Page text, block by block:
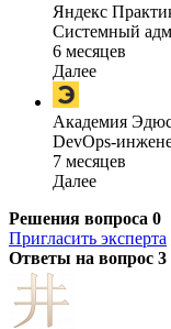
Яндекс
Системный
6 месяцев
Далее
Академия
DevOps-
7 месяцев
Далее
Решения вопроса 0
Пригласить эксперта
Ответы на вопрос 3